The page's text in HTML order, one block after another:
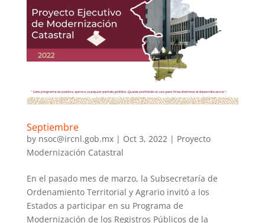
Septiembre
by nsoc@ircnl.gob.mx| Oct 3, 2022| Proyecto
Modernización Catastral
En el pasado mes de marzo, la Subsecretaría de
Ordenamiento Territorial y Agrario invitó a los
Estados a participar en su Programa de
Modernización de los Registros Públicos de la